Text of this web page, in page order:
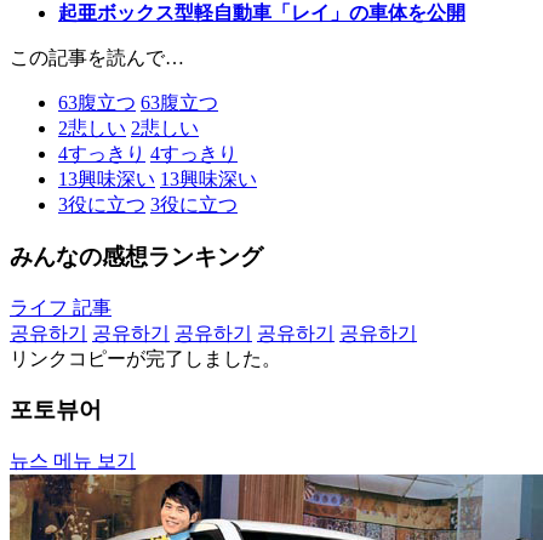
起亜ボックス型軽自動車「レイ」の車体を公開
この記事を読んで…
63腹立つ 63腹立つ
2悲しい 2悲しい
4すっきり 4すっきり
13興味深い 13興味深い
3役に立つ 3役に立つ
みんなの感想ランキング
ライフ 記事
공유하기
공유하기 공유하기 공유하기
공유하기
リンクコピーが完了しました。
포토뷰어
뉴스 메뉴 보기